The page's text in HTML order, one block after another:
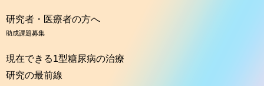
研究者・医療者の方へ
助成課題募集
現在できる1型糖尿病の治療
研究の最前線